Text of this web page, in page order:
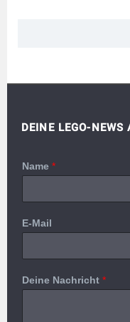
DEINE LEGO-
Name *
E-Mail
Deine Nachricht *